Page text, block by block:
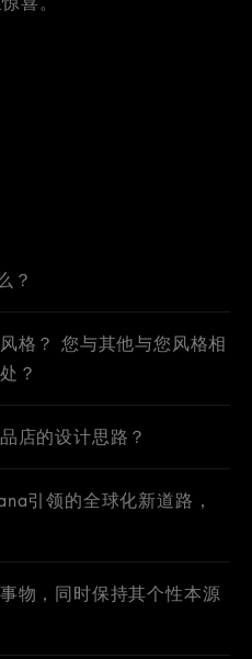
？
格？ 您与其他与您风格相
？
店的设计思路？
引领的全球化新道路，
物，同时保持其个性本源